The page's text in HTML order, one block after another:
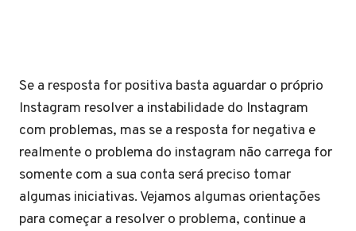
Se a resposta for positiva basta aguardar o próprio
Instagram resolver a instabilidade do Instagram
com problemas, mas se a resposta for negativa e
realmente o problema do instagram não carrega for
somente com a sua conta será preciso tomar
algumas iniciativas. Vejamos algumas orientações
para começar a resolver o problema, continue a